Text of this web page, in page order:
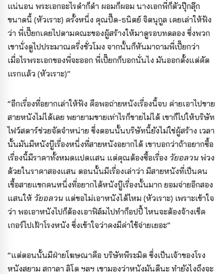
แน่นอน พระเอกอะไรดำก็ดำ ผอมก็ผอม นางเอกพี่ก็ตัวปุ๊กลุ๊ก
ขนาดนี้ (หัวเราะ) ครั้งหนึ่ง คุณปื๊ด-ธนิตย์ จิตนุกูล เคยเล่าให้ฟัง
ว่า พี่เปี๊ยกเคยไปตามคณะของผู้สร้างให้มาดูรอบทดลอง ซึ่งพวก
เขานั่งดูไปประมาณครึ่งชั่วโมง จากนั้นก็หันมาถามพี่เปี๊ยกว่า
เมื่อไรพระเอกของพี่จะออก พี่เปี๊ยกก็บอกนั่นไง มันออกตั้งแต่คัต
แรกแล้ว (หัวเราะ)”
“อีกเรื่องที่อยากเล่าให้ฟัง คือพอถ่ายหนังเรื่องนี้จบ ค่ายเอาไปขาย
สายหนังไม่ได้เลย พยายามขายเท่าไรก็ขายไม่ได้ เขาก็ไปให้บริษัท
ไฟว์สตาร์ช่วยจัดจำหน่าย ซึ่งตอนนั้นบริษัทนี้ยังไม่ใช่ผู้สร้าง เวลา
นั้นมันมีหนังบู๊เรื่องหนึ่งที่สายหนังอยากได้ เขาบอกว่าถ้าอยากซื้อ
เรื่องนี้มีราคาทั้งหมดแปดแสน แต่คุณต้องซื้อเรื่อง วัยอลวน พ่วง
ด้วยในราคาสองแสน ตอนนั้นมีเรื่องเล่าว่า มีสายหนังที่เป็นคน
เชื้อสายแขกคนหนึ่งที่อยากได้หนังบู๊เรื่องนั้นมาก ยอมจ่ายอีกสอง
แสนให้ วัยอลวน แต่ขอไม่เอาหนังได้ไหม (หัวเราะ) เพราะเข้าใจ
ว่า พอเอาหนังไปก็ต้องเอาฟิล์มไปทำก็อปปี้ ไหนจะต้องจ้างเช็ค
เกอร์ไปเฝ้าโรงหนัง ซึ่งเข้าใจว่าคงมีค่าใช้จ่ายเยอะ”
“แต่ตอนนั้นมีฝ่ายโฆษณาคือ บริษัทพีระมิด ซึ่งเป็นเจ้าของโรง
หนังสยาม สกาลา ลิโด ฯลฯ เขามองว่าหนังมันดีนะ ทำยังไงถึงจะ